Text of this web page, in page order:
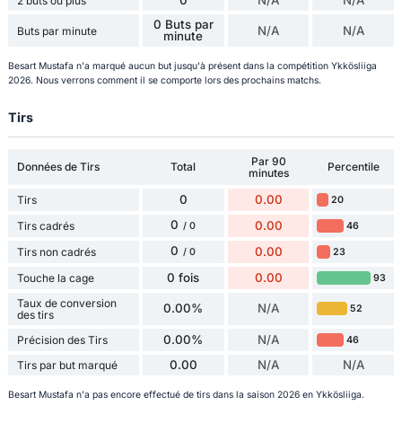
Buts par minute
0 Buts par
minute
N/A N/A
Besart Mustafa n'a marqué aucun but jusqu'à présent dans la compétition Ykkösliiga
2026. Nous verrons comment il se comporte lors des prochains matchs.
Tirs
Données de Tirs Total
Par 90
minutes
Percentile
Tirs 0 0.00 20
Tirs cadrés 0 / 0 0.00 46
Tirs non cadrés 0 / 0 0.00 23
Touche la cage 0 fois 0.00 93
Taux de conversion
des tirs
0.00% N/A 52
Précision des Tirs 0.00% N/A 46
Tirs par but marqué 0.00 N/A N/A
Besart Mustafa n'a pas encore effectué de tirs dans la saison 2026 en Ykkösliiga.